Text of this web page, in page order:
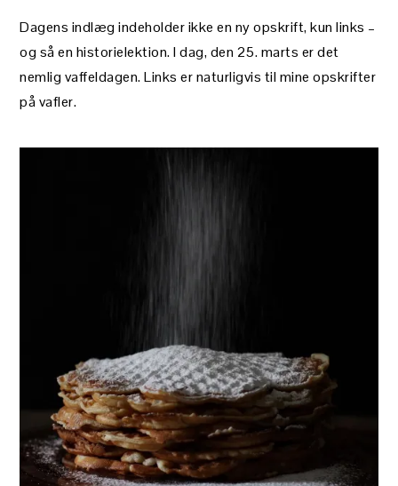
Dagens indlæg indeholder ikke en ny opskrift, kun links –
og så en historielektion. I dag, den 25. marts er det
nemlig vaffeldagen. Links er naturligvis til mine opskrifter
på vafler.